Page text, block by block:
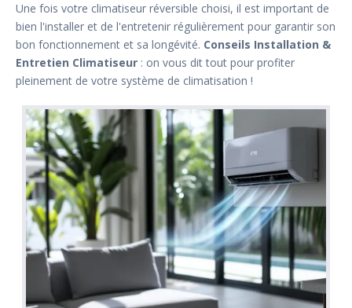
Une fois votre climatiseur réversible choisi, il est important de
bien l'installer et de l'entretenir régulièrement pour garantir son
bon fonctionnement et sa longévité. Conseils Installation &
Entretien Climatiseur : on vous dit tout pour profiter
pleinement de votre système de climatisation !